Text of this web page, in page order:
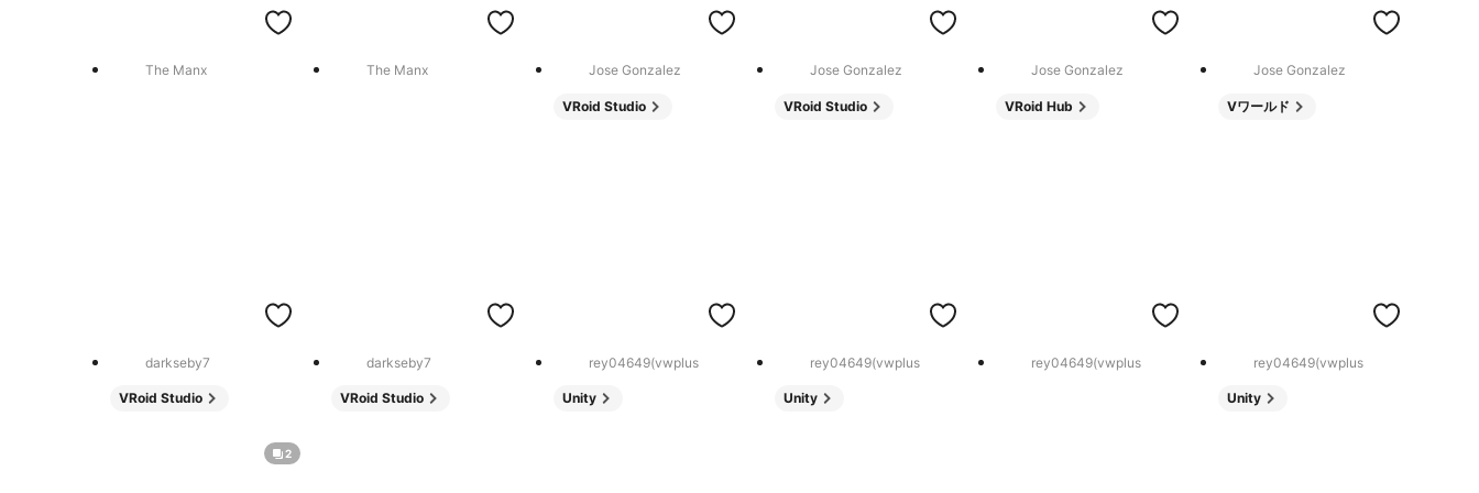
The Manx The Manx Jose Gonzalez
VRoid Studio
Jose Gonzalez
VRoid Studio
Jose Gonzalez
VRoid Hub
Jose Gonzalez
Vワールド
darkseby7
VRoid Studio
darkseby7
VRoid Studio
rey04649(vwplus
Unity
rey04649(vwplus
Unity
rey04649(vwplus rey04649(vwplus
Unity
2